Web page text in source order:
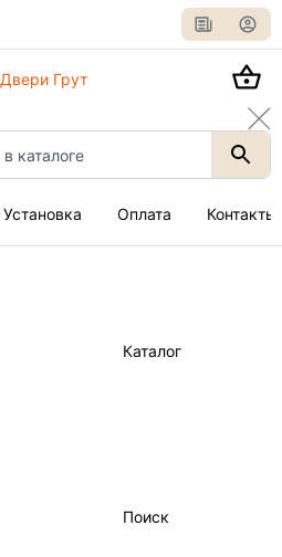
Установка Оплата Контакты
Каталог
Поиск